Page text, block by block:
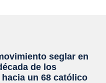
seglar en
de los
un 68 católico